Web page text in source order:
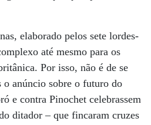
elaborado pelos sete lordes-
até mesmo para os
Por isso, não é de se
o anúncio sobre o futuro do
e contra Pinochet celebrassem
ditador – que fincaram cruzes